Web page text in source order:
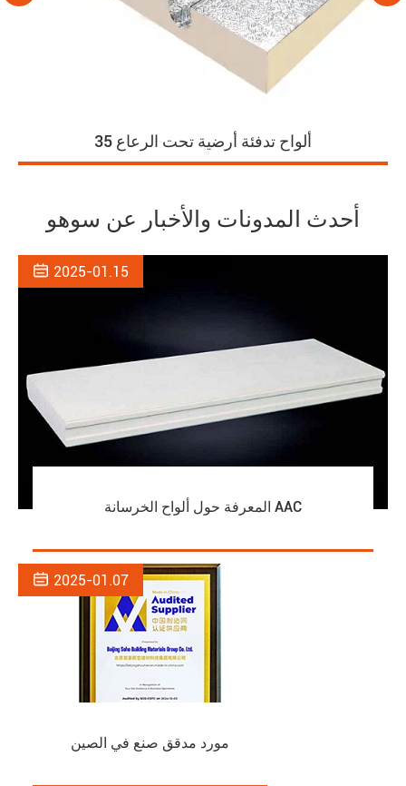
ألواح تدفئة أرضية تحت الرعاع 35
أحدث المدونات والأخبار عن سوهو
 2025-01.15
المعرفة حول ألواح الخرسانة AAC
 2025-01.07
مورد مدقق صنع في الصين